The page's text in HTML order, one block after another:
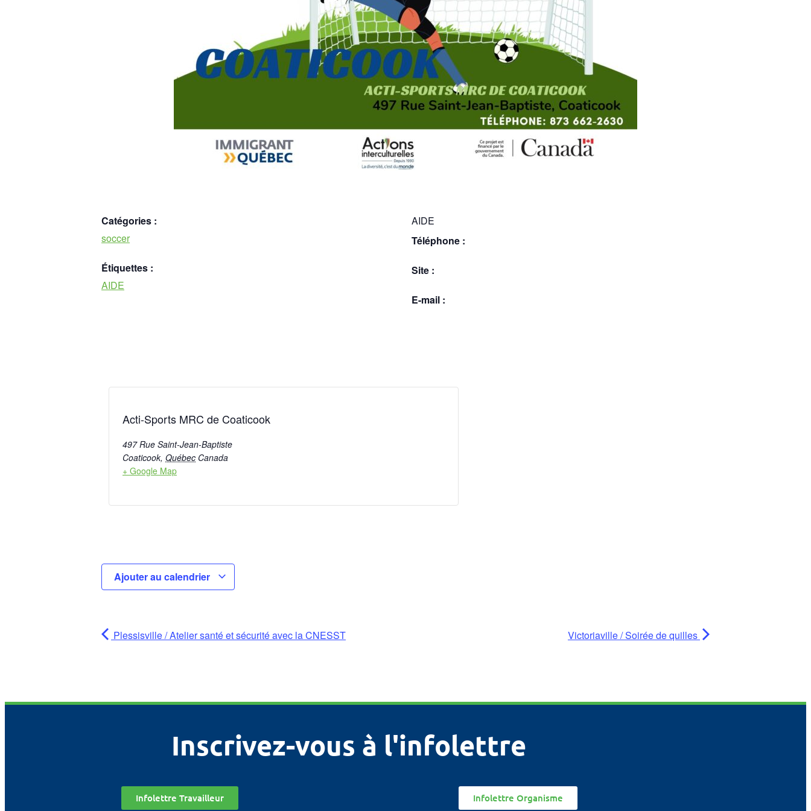
Catégories :
soccer
Étiquettes :
AIDE
AIDE
Téléphone :
Site :
E-mail :
Acti-Sports MRC de Coaticook
497 Rue Saint-Jean-Baptiste
Coaticook, Québec Canada
+ Google Map
Ajouter au calendrier
Plessisville / Atelier santé et sécurité avec la CNESST Victoriaville / Soirée de quilles
Inscrivez-vous à l'infolettre
Infolettre Travailleur Infolettre Organisme